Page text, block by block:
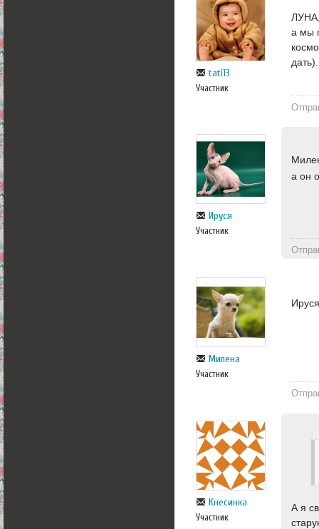
tati13
Участник
а мы
дать).
Ируся
Участник
а он
Милена
Участник
Кнесинка
Участник
А я